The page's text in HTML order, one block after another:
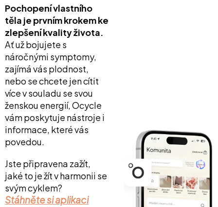
Pochopení vlastního
těla je prvním krokem ke
zlepšení kvality života.
Ať už bojujete s
náročnými symptomy,
zajímá vás plodnost,
nebo se chcete jen cítit
více v souladu se svou
ženskou energií, Ocycle
vám poskytuje nástroje i
informace, které vás
povedou.
Jste připravena zažít,
jaké to je žít v harmonii se
svým cyklem?
Stáhněte si aplikaci